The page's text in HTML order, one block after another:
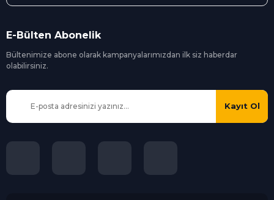
E-Bülten Abonelik
Bültenimize abone olarak kampanyalarımızdan ilk siz haberdar
olabilirsiniz.
Kayıt Ol